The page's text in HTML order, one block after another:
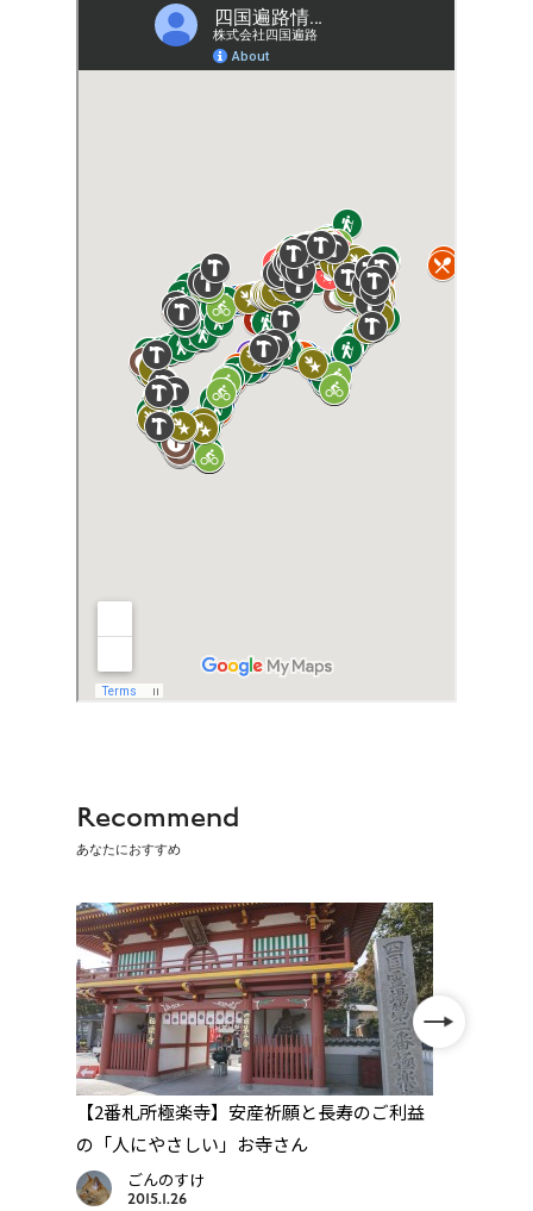
Recommend
あなたにおすすめ
【2番札所極楽寺】安産祈願と長寿のご利益
の「人にやさしい」お寺さん
ごんのすけ
2015.1.26